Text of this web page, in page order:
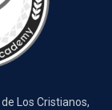
Los Cristianos,